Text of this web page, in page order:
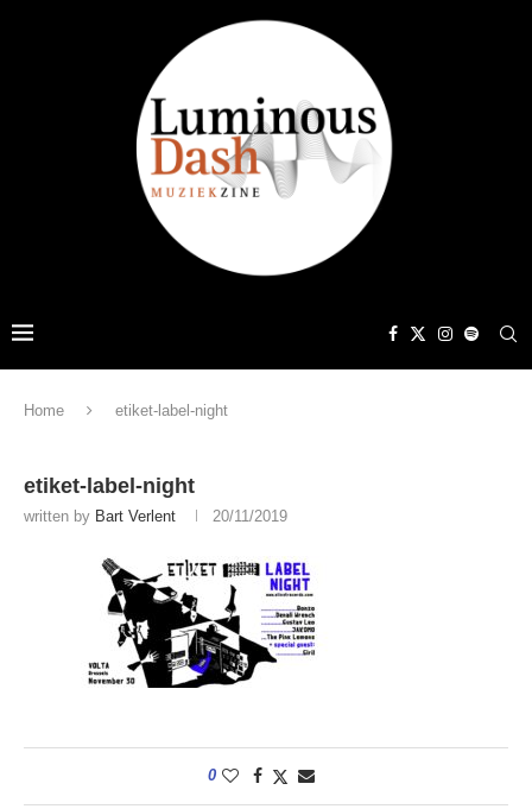
Home etiket-label-night
etiket-label-night
written by Bart Verlent 20/11/2019
0